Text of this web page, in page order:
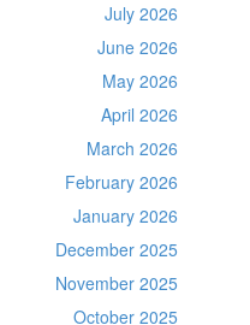
July 2026
June 2026
May 2026
April 2026
March 2026
February 2026
January 2026
December 2025
November 2025
October 2025